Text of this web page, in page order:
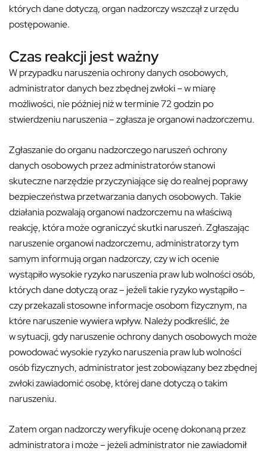
których dane dotyczą, organ nadzorczy wszczął z urzędu
postępowanie.
Czas reakcji jest ważny
W przypadku naruszenia ochrony danych osobowych,
administrator danych bez zbędnej zwłoki – w miarę
możliwości, nie później niż w terminie 72 godzin po
stwierdzeniu naruszenia – zgłasza je organowi nadzorczemu.
Zgłaszanie do organu nadzorczego naruszeń ochrony
danych osobowych przez administratorów stanowi
skuteczne narzędzie przyczyniające się do realnej poprawy
bezpieczeństwa przetwarzania danych osobowych. Takie
działania pozwalają organowi nadzorczemu na właściwą
reakcję, która może ograniczyć skutki naruszeń. Zgłaszając
naruszenie organowi nadzorczemu, administratorzy tym
samym informują organ nadzorczy, czy w ich ocenie
wystąpiło wysokie ryzyko naruszenia praw lub wolności osób,
których dane dotyczą oraz – jeżeli takie ryzyko wystąpiło –
czy przekazali stosowne informacje osobom fizycznym, na
które naruszenie wywiera wpływ. Należy podkreślić, że
w sytuacji, gdy naruszenie ochrony danych osobowych może
powodować wysokie ryzyko naruszenia praw lub wolności
osób fizycznych, administrator jest zobowiązany bez zbędnej
zwłoki zawiadomić osobę, której dane dotyczą o takim
naruszeniu.
Zatem organ nadzorczy weryfikuje ocenę dokonaną przez
administratora i może – jeżeli administrator nie zawiadomił